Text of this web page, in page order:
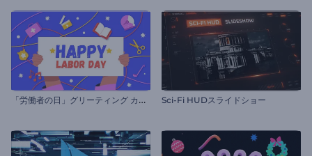
「
労働者の日」グリーティング カード Sci-Fi HUDスライドショー